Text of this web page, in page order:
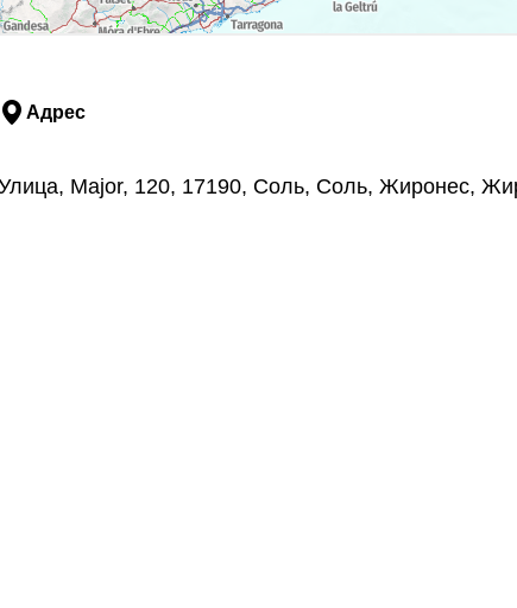
Адрес
Major, 120, 17190, Соль, Соль, Жиронес,